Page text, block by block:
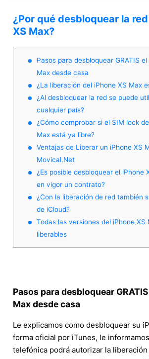
¿Por qué desbloquear la
XS Max?
Pasos para desbloquear GRATIS el
Max desde casa
¿La liberación del iPhone XS Max
¿Al desbloquear la red se puede
cualquier país?
¿Cómo comprobar si el SIM lock
Max está ya libre?
Ventajas de Liberar un iPhone XS
Movical.Net
¿Es posible desbloquear el iPhone
en vigor un contrato?
¿Con la liberación de red también
de iCloud?
Todas las versiones del iPhone XS
liberables
Pasos para desbloquear
Max desde casa
Le explicamos como desbloquear su
forma oficial por iTunes, le
telefónica podrá autorizar la